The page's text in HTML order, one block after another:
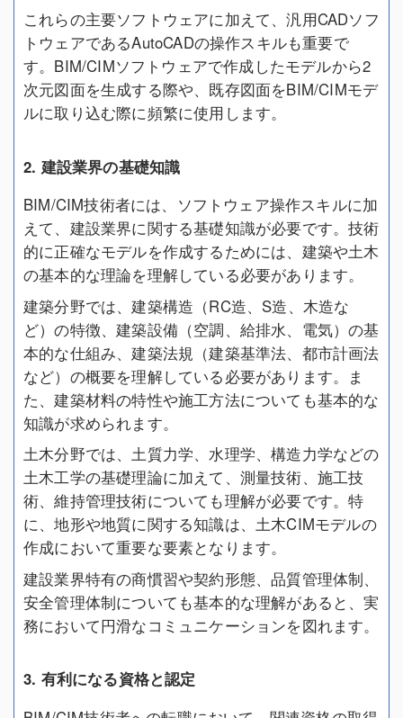
これらの主要ソフトウェアに加えて、汎用CADソフ
トウェアであるAutoCADの操作スキルも重要で
す。BIM/CIMソフトウェアで作成したモデルから2
次元図面を生成する際や、既存図面をBIM/CIMモデ
ルに取り込む際に頻繁に使用します。
2. 建設業界の基礎知識
BIM/CIM技術者には、ソフトウェア操作スキルに加
えて、建設業界に関する基礎知識が必要です。技術
的に正確なモデルを作成するためには、建築や土木
の基本的な理論を理解している必要があります。
建築分野では、建築構造（RC造、S造、木造な
ど）の特徴、建築設備（空調、給排水、電気）の基
本的な仕組み、建築法規（建築基準法、都市計画法
など）の概要を理解している必要があります。ま
た、建築材料の特性や施工方法についても基本的な
知識が求められます。
土木分野では、土質力学、水理学、構造力学などの
土木工学の基礎理論に加えて、測量技術、施工技
術、維持管理技術についても理解が必要です。特
に、地形や地質に関する知識は、土木CIMモデルの
作成において重要な要素となります。
建設業界特有の商慣習や契約形態、品質管理体制、
安全管理体制についても基本的な理解があると、実
務において円滑なコミュニケーションを図れます。
3. 有利になる資格と認定